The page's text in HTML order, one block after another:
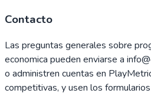
Contacto
Las preguntas generales sobre
economica pueden enviarse a
o administren cuentas en
competitivas, y usen los